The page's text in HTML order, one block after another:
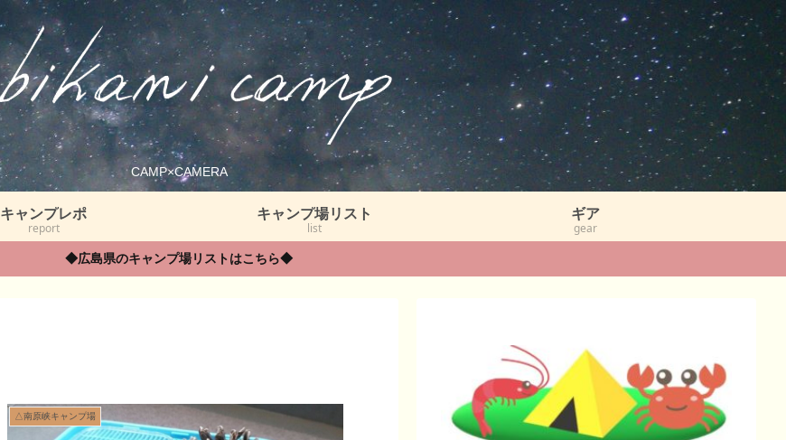
CAMP×CAMERA
キャンプレポ
report
キャンプ場リスト
list
ギア
gear
◆広島県のキャンプ場リストはこちら◆
△南原峡キャンプ場